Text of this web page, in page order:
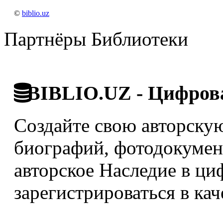
© biblio.uz
Партнёры Библиотеки
BIBLIO.UZ -
Создайте свою
биографий,
авторское Наследие в
зарегистрироваться в